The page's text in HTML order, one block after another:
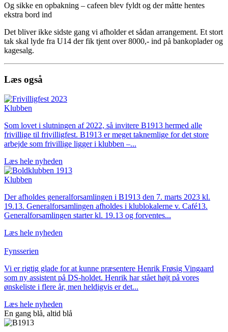
Og sikke en opbakning – cafeen blev fyldt og der måtte hentes
ekstra bord ind
Det bliver ikke sidste gang vi afholder et sådan arrangement. Et stort
tak skal lyde fra U14 der fik tjent over 8000,- ind på bankoplader og
kagesalg.
Læs også
Klubben
Som lovet i slutningen af 2022, så invitere B1913 hermed alle
frivillige til frivilligfest. B1913 er meget taknemlige for det store
arbejde som frivillige ligger i klubben –...
Læs hele nyheden
Klubben
Der afholdes generalforsamlingen i B1913 den 7. marts 2023 kl.
19.13. Generalforsamlingen afholdes i klublokalerne v. Café13.
Generalforsamlingen starter kl. 19.13 og forventes...
Læs hele nyheden
Fynsserien
Vi er rigtig glade for at kunne præsentere Henrik Frøsig Vingaard
som ny assistent på DS-holdet. Henrik har stået højt på vores
ønskeliste i flere år, men heldigvis er det...
Læs hele nyheden
En gang blå, altid blå